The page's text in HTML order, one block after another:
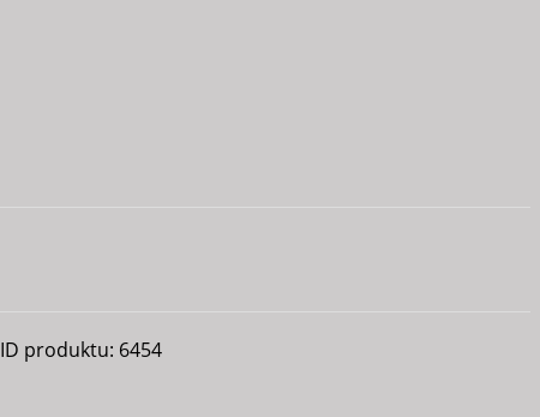
ID produktu: 6454